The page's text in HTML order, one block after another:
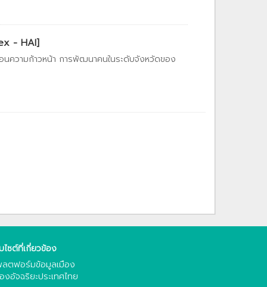
- HAI]
ความก้าวหน้า การพัฒนาคนในระดับจังหวัดของ
ไซต์ที่เกี่ยวข้อง
ตฟอร์มข้อมูลเมือง
งอัจฉริยะประเทศไทย